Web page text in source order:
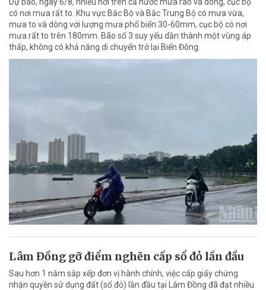
có nơi mưa rất to. Khu vực Bắc Bộ và Bắc Trung Bộ có mưa vừa,
mưa to và dông với lượng mưa phổ biến 30-60mm, cục bộ có nơi
mưa rất to trên 180mm. Bão số 3 suy yếu dần thành một vùng áp
thấp, không có khả năng di chuyển trở lại Biển Đông.
Lâm Đồng gỡ điểm nghẽn cấp sổ đỏ lần đầu
Sau hơn 1 năm sắp xếp đơn vị hành chính, việc cấp giấy chứng
nhận quyền sử dụng đất (sổ đỏ) lần đầu tại Lâm Đồng đã đạt nhiều